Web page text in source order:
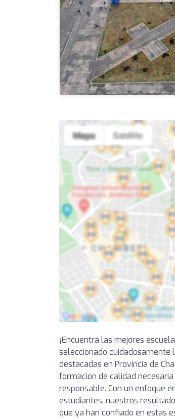
¡Encuentra las mejores
seleccionado cuidadosamente
destacadas en Provincia de
formación de calidad
responsable. Con un enfoque
estudiantes, nuestros
que ya han confiado en estas